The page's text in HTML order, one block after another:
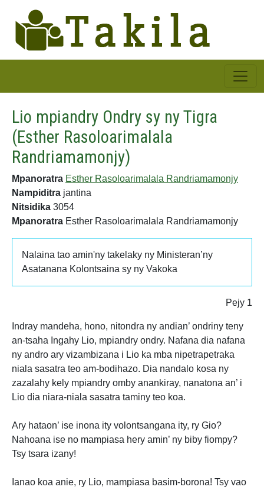
Lio mpiandry Ondry sy ny Tigra
(Esther Rasoloarimalala
Randriamamonjy)
Mpanoratra Esther Rasoloarimalala Randriamamonjy
Nampiditra jantina
Nitsidika 3054
Mpanoratra Esther Rasoloarimalala Randriamamonjy
Nalaina tao amin'ny takelaky ny Ministeran’ny
Asatanana Kolontsaina sy ny Vakoka
Pejy 1
Indray mandeha, hono, nitondra ny andian’ ondriny teny
an-tsaha Ingahy Lio, mpiandry ondry. Nafana dia nafana
ny andro ary vizambizana i Lio ka mba nipetrapetraka
niala sasatra teo am-bodihazo. Dia nandalo kosa ny
zazalahy kely mpiandry omby anankiray, nanatona an’ i
Lio dia niara-niala sasatra taminy teo koa.
Ary hataon’ ise inona ity volontsangana ity, ry Gio?
Nahoana ise no mampiasa hery amin’ ny biby fiompy?
Tsy tsara izany!
Ianao koa anie, ry Lio, mampiasa basim-borona! Tsy vao